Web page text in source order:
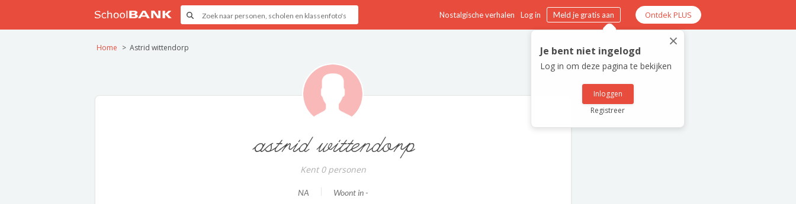
Nostalgische verhalen Log in Meld je gratis aan Ontdek PLUS
×
Je bent niet ingelogd
Log in om deze pagina te bekijken
Inloggen
Registreer
Home Astrid wittendorp
astrid wittendorp
Kent 0 personen
NA Woont in -